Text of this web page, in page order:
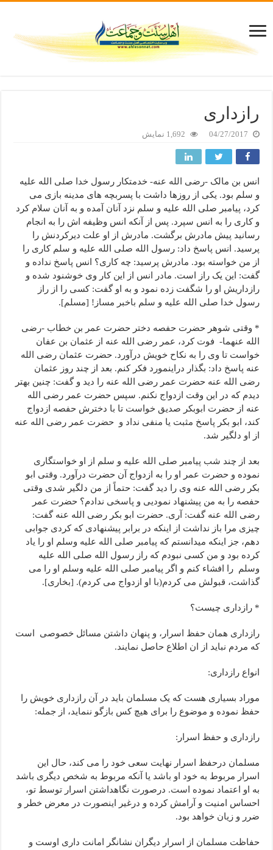
رازداری
04/27/2017 1,692 نمایش
انس بن مالک -رضی الله عنه- خدمتکار رسول خدا صلى الله علیه
و سلم بود. یکی از روزها داشت با پسربچه های مدینه بازی می
کرد، پیامبر صلى الله علیه و سلم نزد آنان آمده و به آنان سلام کرد
و کاری را به انس سپرد. پس از آنکه انس وظیفه اش را به انجام
رسانید پیش مادرش برگشت. مادرش از او علت دیرکردنش را
پرسید. انس پاسخ داد: رسول الله صلى الله علیه و سلم کاری را
از من خواسته بود. مادرش پرسید: چه کاری؟ انس پاسخ نداده و
گفت: این یک راز است. مادر انس از این کار وی خوشنود شده و
رازداریش او را شگفت زده نمود و به او گفت: کسی را از راز
رسول خدا صلى الله علیه و سلم باخبر مساز! [مسلم].
* وقتی شوهر حضرت حفصه دختر حضرت عمر بن خطاب -رضی
الله عنهما- فوت کرد، عمر رضی الله عنه از عثمان بن عفان
خواست تا وی را به نکاح خویش درآورد. حضرت عثمان رضی الله
عنه پاسخ داد: بگذار دراینمورد فکر کنم. بعد از چند روز عثمان
رضی الله عنه حضرت عمر رضی الله عنه را دید و گفت: چنین بهتر
دیدم که در این وقت ازدواج نکنم. سپس حضرت عمر رضی الله
عنه از حضرت ابوبکر صدیق خواست تا با دخترش حفصه ازدواج
کند، ابو بکر پاسخ مثبت یا منفی نداد و حضرت عمر رضی الله عنه
از او دلگیر شد.
بعد از چند شب پیامبر صلى الله علیه و سلم از او خواستگاری
نموده و حضرت عمر او را به ازدواج آن حضرت درآورد. وقتی ابو
بکر رضی الله عنه وی را دید گفت: حتماً از من دلگیر شدی وقتی
حفصه را به من پیشنهاد نمودیی و پاسخی ندادم؟ حضرت عمر
رضی الله عنه گفت: آری. حضرت ابو بکر رضی الله عنه گفت:
چیزی مرا باز نداشت از اینکه در برابر پیشنهادی که کردی جوابی
دهم، جز اینکه میدانستم که پیامبر صلی الله علیه وسلم او را یاد
کرده بود و من کسی نبودم که راز رسول الله صلی الله علیه
وسلم را افشاء کنم و اگر پیامبر صلی الله علیه وسلم او را می
گذاشت، قبولش می کردم(با او ازدواج می کردم). [بخاری].
* رازداری چیست؟
رازداری همان حفظ اسرار، و پنهان داشتن مسائل خصوصی است
که مردم نباید از ان اطلاع حاصل نمایند.
انواع رازداری:
موراد بسیاری هست که یک مسلمان باید در آن رازداری خویش را
حفظ نموده و موضوع را برای هیچ کس بازگو ننماید، از جمله:
رازداری و حفظ اسرار:
مسلمان درحفظ اسرار نهایت سعی خود را می کند، حال این
اسرار مربوط به خود او باشد یا آنکه مربوط به شخص دیگری باشد
به او اعتماد نموده است. درصورت نگاهداشتن اسرار توسط تو،
احساس امنیت و آرامش کرده و درغیر اینصورت در معرض خطر و
ضرر و زیان خواهد بود.
حفاظت مسلمان از اسرار دیگران نشانگر امانت داری اوست و